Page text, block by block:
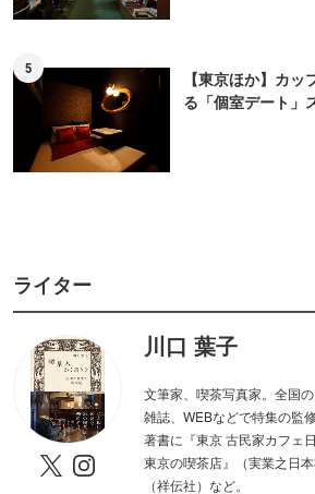
5
【東京ほか】カ
る「個室デート」
ライター
川口 葉子
文筆家、喫茶写真家。全国
雑誌、WEBなどで特集の監
著書に『東京 古民家カフェ
東京の喫茶店』（実業之日
（祥伝社）など。